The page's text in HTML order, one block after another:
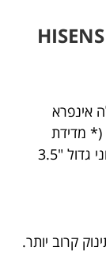
אינפרא
(* מדידת
הטווח המקסימלי בשטח פתוח ) ומסך צבעוני גדול "3.5
קרוב יותר.
הגלישה,
נוספת אנא